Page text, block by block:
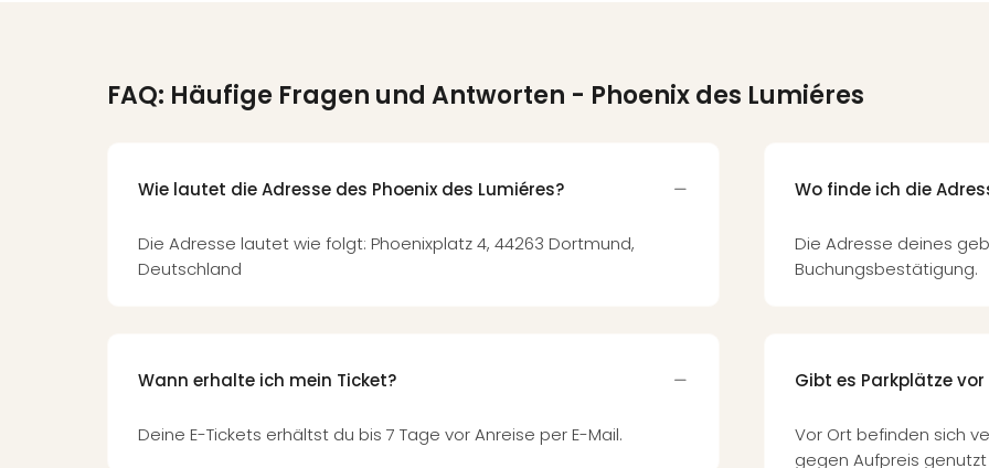
FAQ: Häufige Fragen und Antworten - Phoenix des Lumiéres
Wie lautet die Adresse des Phoenix des Lumiéres?
Die Adresse lautet wie folgt: Phoenixplatz 4, 44263 Dortmund,
Deutschland
Wann erhalte ich mein Ticket?
Deine E-Tickets erhältst du bis 7 Tage vor Anreise per E-Mail.
Wo finde ich die
Die Adresse deines
Buchungsbestätigung.
Gibt es Parkplätze vor
Vor Ort befinden sich
gegen Aufpreis